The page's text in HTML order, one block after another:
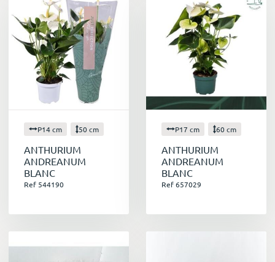
En résumé
L'anthurium est une plante tropicale facile à
vivre et qui offre de nombreux avantages.
Floraison longue durée
Couleurs vives et chatoyantes
Variété de formes et de couleurs
Plante dépolluante
Propriétés anti-stress
Cadeau idéal
Tout savoir sur l'Anthurium
P14 cm 50 cm
ANTHURIUM
ANDREANUM
BLANC
Ref 544190
P17 cm 60 cm
ANTHURIUM
ANDREANUM
BLANC
Ref 657029